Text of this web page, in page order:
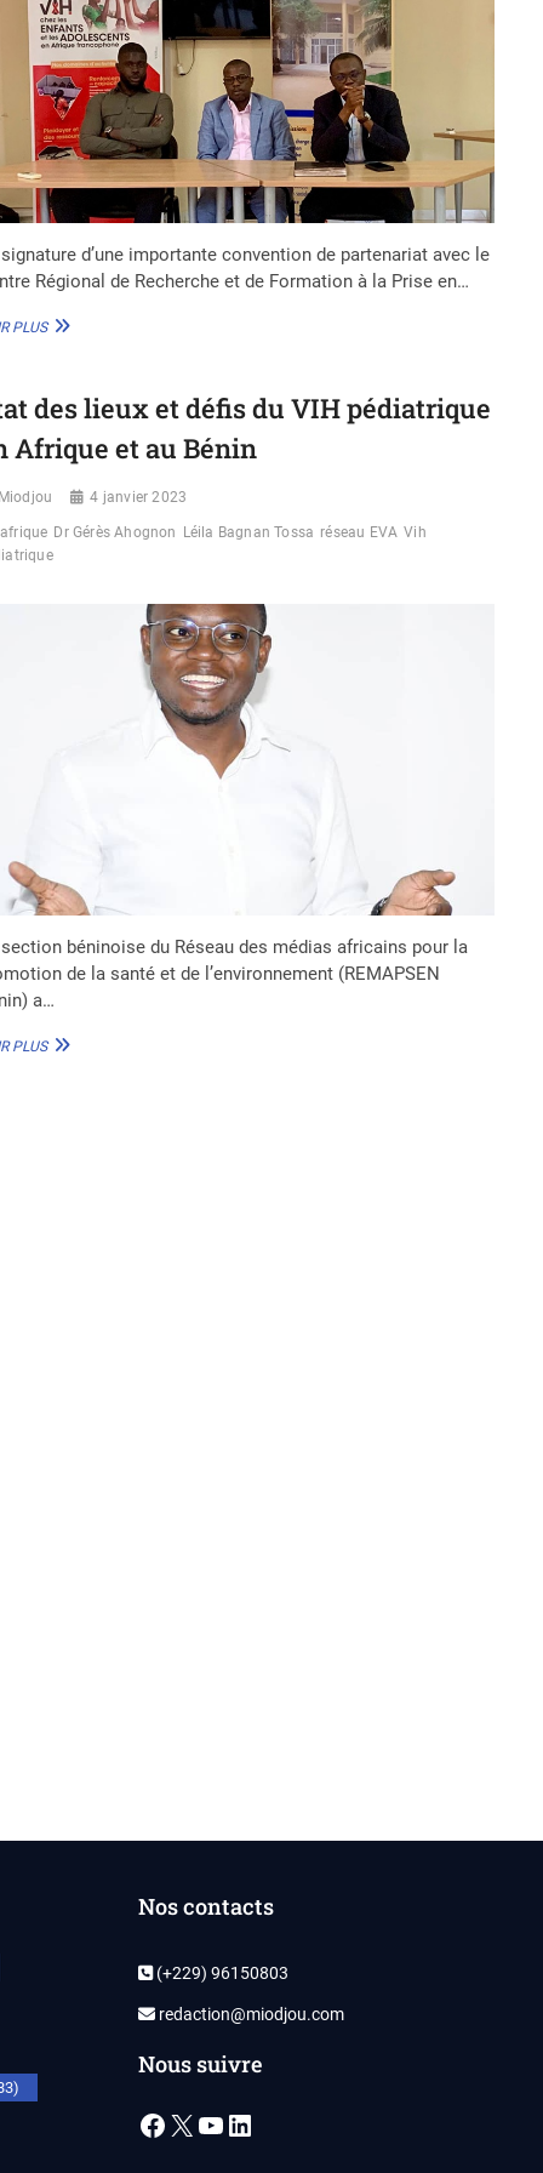
d’une importante convention de partenariat avec le
Régional de Recherche et de Formation à la Prise en…
PLUSVIH
RÉSEAU
SIGNE
PARTENARIAT
LE
CRCF
L’ASSOCIATION
des lieux et défis du VIH pédiatrique
Afrique et au Bénin
Miodjou 4 janvier 2023
afrique Dr Gérès Ahognon Léila Bagnan Tossa réseau EVA Vih
béninoise du Réseau des médias africains pour la
de la santé et de l’environnement (REMAPSEN
a…
PLUSETAT
Nos contacts
(+229) 96150803
redaction@miodjou.com
Nous suivre
Facebook
X YouTube
LinkedIn